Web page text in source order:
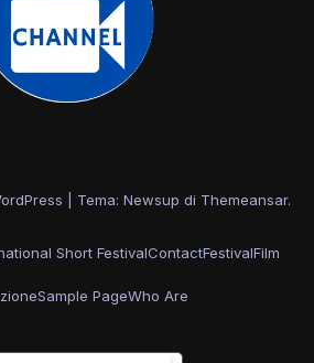
Tema: Newsup di Themeansar.
Short FestivalContactFestivalFilm
Sample PageWho Are